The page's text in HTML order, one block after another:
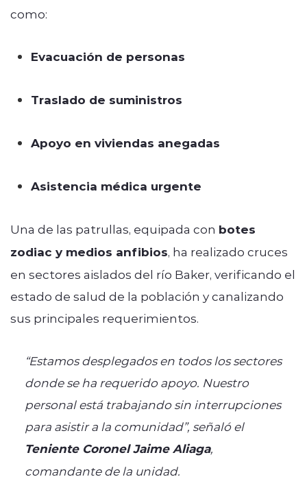
como:
Evacuación de personas
Traslado de suministros
Apoyo en viviendas anegadas
Asistencia médica urgente
Una de las patrullas, equipada con botes
zodiac y medios anfibios, ha realizado cruces
en sectores aislados del río Baker, verificando el
estado de salud de la población y canalizando
sus principales requerimientos.
“Estamos desplegados en todos los sectores
donde se ha requerido apoyo. Nuestro
personal está trabajando sin interrupciones
para asistir a la comunidad”, señaló el
Teniente Coronel Jaime Aliaga,
comandante de la unidad.